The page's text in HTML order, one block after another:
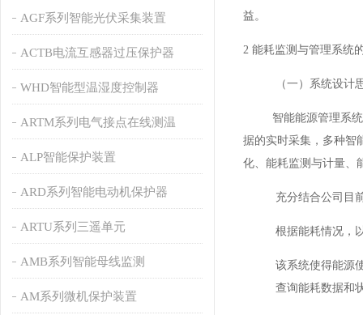
AGF系列智能光伏采集装置
ACTB电流互感器过压保护器
WHD智能型温湿度控制器
ARTM系列电气接点在线测温
ALP智能保护装置
ARD系列智能电动机保护器
ARTU系列三遥单元
AMB系列智能母线监测
AM系列微机保护装置
益。
2 能耗监测与管理系统
（一）系统设计
智能能源管理系统的
据的实时采集，多种智
化、能耗监测与计量、
充分结合公司目
根据能耗情况，
该系统使得能源
查询能耗数据和